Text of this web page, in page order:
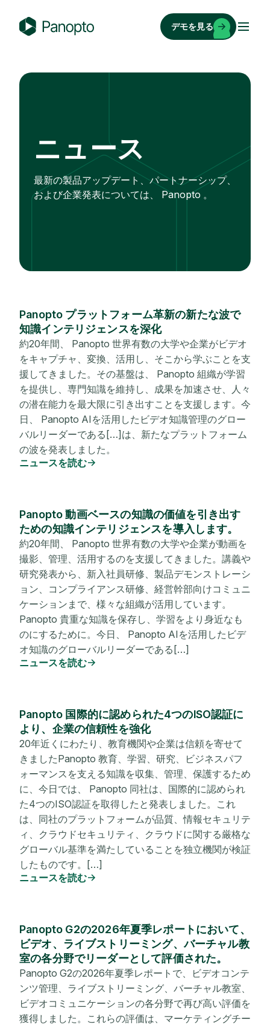
n
o
デモを見る
ニュース
最新の製品アップデート、パートナーシップ、
および企業発表については、 Panopto 。
Panopto プラットフォーム革新の新たな波で
知識インテリジェンスを深化
約20年間、 Panopto 世界有数の大学や企業がビデオ
をキャプチャ、変換、活用し、そこから学ぶことを支
援してきました。その基盤は、 Panopto 組織が学習
を提供し、専門知識を維持し、成果を加速させ、人々
の潜在能力を最大限に引き出すことを支援します。今
日、 Panopto AIを活用したビデオ知識管理のグロー
バルリーダーである[…]は、新たなプラットフォーム
の波を発表しました。
ニュースを読む
Panopto 動画ベースの知識の価値を引き出す
ための知識インテリジェンスを導入します。
約20年間、 Panopto 世界有数の大学や企業が動画を
撮影、管理、活用するのを支援してきました。講義や
研究発表から、新入社員研修、製品デモンストレーシ
ョン、コンプライアンス研修、経営幹部向けコミュニ
ケーションまで、様々な組織が活用しています。
Panopto 貴重な知識を保存し、学習をより身近なも
のにするために。今日、 Panopto AIを活用したビデ
オ知識のグローバルリーダーである[…]
ニュースを読む
Panopto 国際的に認められた4つのISO認証に
より、企業の信頼性を強化
20年近くにわたり、教育機関や企業は信頼を寄せて
きましたPanopto 教育、学習、研究、ビジネスパフ
ォーマンスを支える知識を収集、管理、保護するため
に、今日では、 Panopto 同社は、国際的に認められ
た4つのISO認証を取得したと発表しました。これ
は、同社のプラットフォームが品質、情報セキュリテ
ィ、クラウドセキュリティ、クラウドに関する厳格な
グローバル基準を満たしていることを独立機関が検証
したものです。[…]
ニュースを読む
Panopto G2の2026年夏季レポートにおいて、
ビデオ、ライブストリーミング、バーチャル教
室の各分野でリーダーとして評価された。
Panopto G2の2026年夏季レポートで、ビデオコンテ
ンツ管理、ライブストリーミング、バーチャル教室、
ビデオコミュニケーションの各分野で再び高い評価を
獲得しました。これらの評価は、マーケティングチー